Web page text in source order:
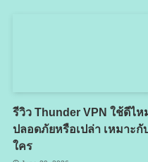
รีวิว Thunder VPN ใช้ดีไห
ปลอดภัยหรือเปล่า เหมาะกั
ใคร